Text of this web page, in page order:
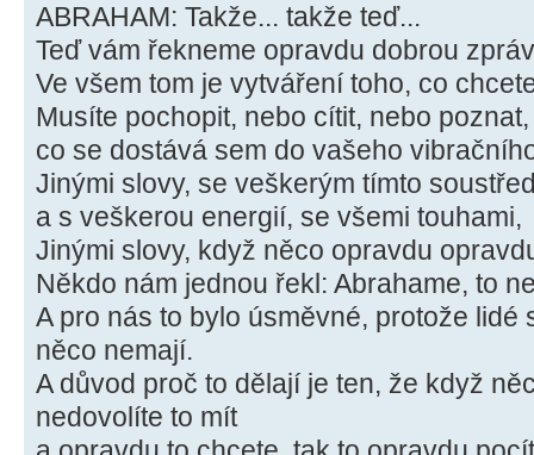
ABRAHAM: Takže... takže teď...
Teď vám řekneme opravdu dobrou
Ve všem tom je vytváření toho, co
Musíte pochopit, nebo cítit, nebo poznat,
co se dostává sem do vašeho
Jinými slovy, se veškerým tímto
a s veškerou energií, se všemi touhami,
Jinými slovy, když něco opravdu
Někdo nám jednou řekl: Abrahame, to
A pro nás to bylo úsměvné, protože lidé
něco nemají.
A důvod proč to dělají je ten, že když
nedovolíte to mít